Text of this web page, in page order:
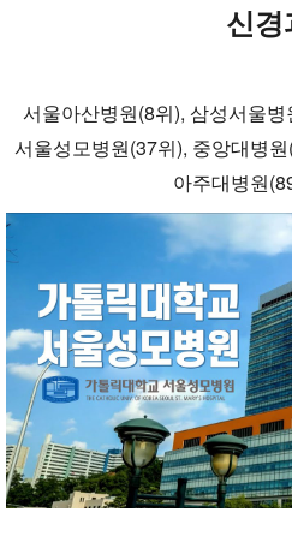
신경
서울아산병원(8위), 삼성서울
서울성모병원(37위), 중앙대병
아주대병원